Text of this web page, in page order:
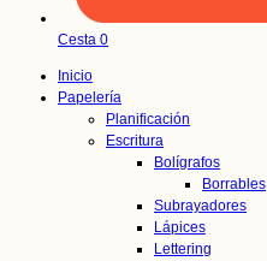
Cesta 0
Inicio
Papelería
Planificación
Escritura
Bolígrafos
Borrables
Subrayadores
Lápices
Lettering